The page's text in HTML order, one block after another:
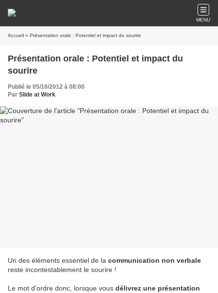
MENU
Accueil » Présentation orale : Potentiel et impact du sourire
Présentation orale : Potentiel et impact du
sourire
Publié le 05/10/2012 à 08:00
Par Slide at Work
Un des éléments essentiel de la communication non verbale
reste incontestablement le sourire !
Le mot d'ordre donc, lorsque vous délivrez une présentation